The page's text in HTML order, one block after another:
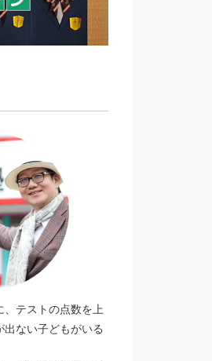
テストの点数を上
ない子どもがいる